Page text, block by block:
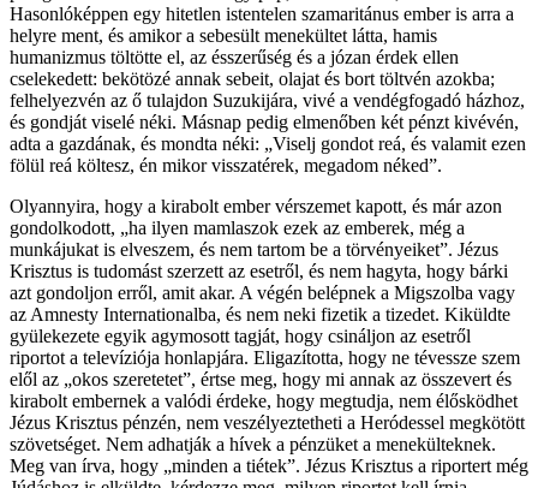
Hasonlóképpen egy hitetlen istentelen szamaritánus ember is arra a
helyre ment, és amikor a sebesült menekültet látta, hamis
humanizmus töltötte el, az ésszerűség és a józan érdek ellen
cselekedett: bekötözé annak sebeit, olajat és bort töltvén azokba;
felhelyezvén az ő tulajdon Suzukijára, vivé a vendégfogadó házhoz,
és gondját viselé néki. Másnap pedig elmenőben két pénzt kivévén,
adta a gazdának, és mondta néki: „Viselj gondot reá, és valamit ezen
fölül reá költesz, én mikor visszatérek, megadom néked”.
Olyannyira, hogy a kirabolt ember vérszemet kapott, és már azon
gondolkodott, „ha ilyen mamlaszok ezek az emberek, még a
munkájukat is elveszem, és nem tartom be a törvényeiket”. Jézus
Krisztus is tudomást szerzett az esetről, és nem hagyta, hogy bárki
azt gondoljon erről, amit akar. A végén belépnek a Migszolba vagy
az Amnesty Internationalba, és nem neki fizetik a tizedet. Kiküldte
gyülekezete egyik agymosott tagját, hogy csináljon az esetről
riportot a televíziója honlapjára. Eligazította, hogy ne tévessze szem
elől az „okos szeretetet”, értse meg, hogy mi annak az összevert és
kirabolt embernek a valódi érdeke, hogy megtudja, nem élősködhet
Jézus Krisztus pénzén, nem veszélyeztetheti a Heródessel megkötött
szövetséget. Nem adhatják a hívek a pénzüket a menekülteknek.
Meg van írva, hogy „minden a tiétek”. Jézus Krisztus a riportert még